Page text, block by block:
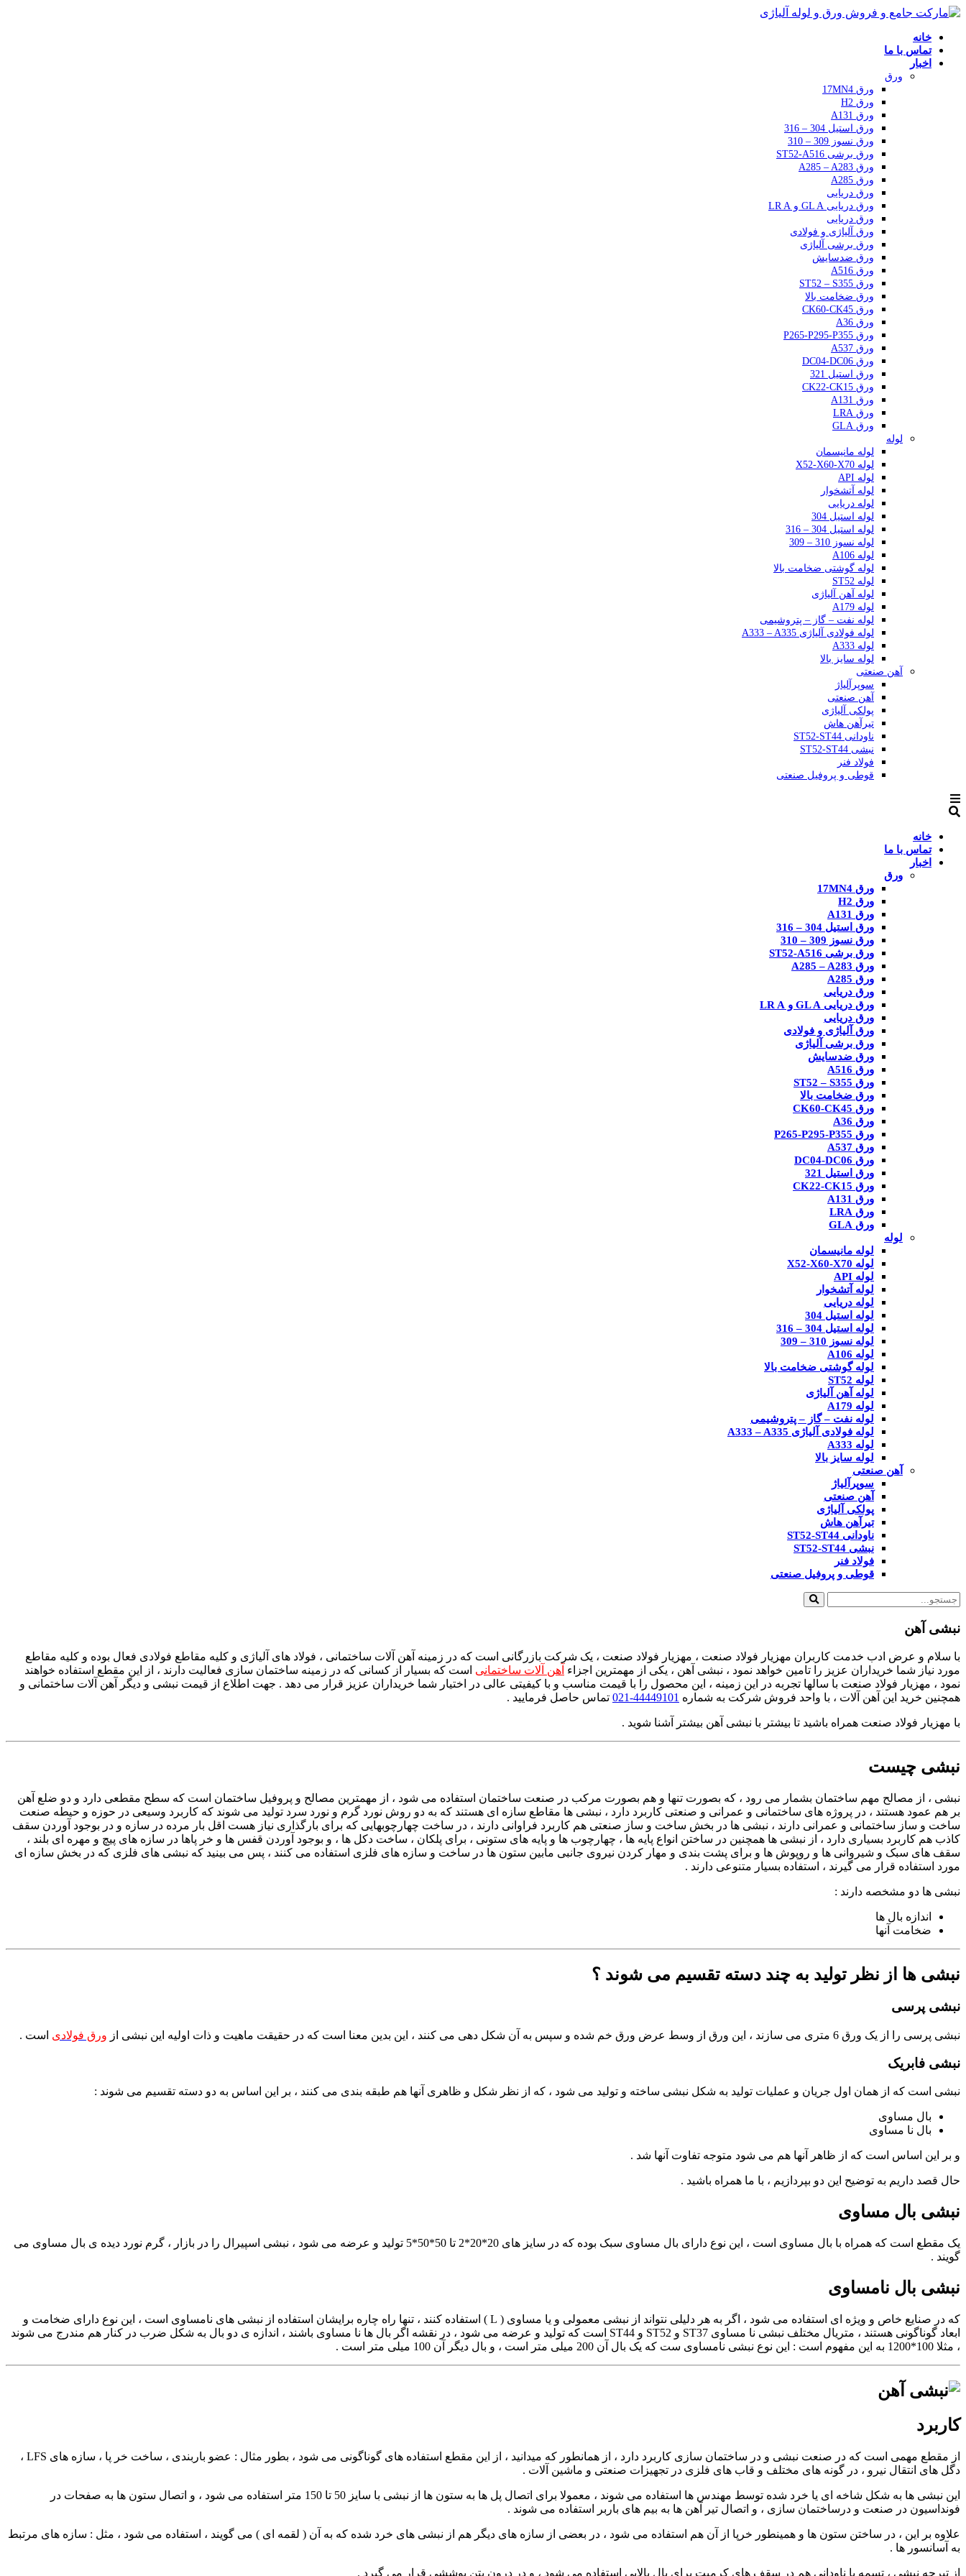
خانه
تماس با ما
اخبار
ورق
ورق 17MN4
ورق H2
ورق A131
ورق استیل 304 – 316
ورق نسوز 309 – 310
ورق برشی ST52-A516
ورق A285 – A283
ورق A285
ورق دریایی
ورق دریایی GL A و LR A
ورق دریایی
ورق آلیاژی و فولادی
ورق برشی آلیاژی
ورق ضدسایش
ورق A516
ورق ST52 – S355
ورق ضخامت بالا
ورق CK60-CK45
ورق A36
ورق P265-P295-P355
ورق A537
ورق DC04-DC06
ورق استیل 321
ورق CK22-CK15
ورق A131
ورق LRA
ورق GLA
لوله
لوله مانیسمان
لوله X52-X60-X70
لوله API
لوله آتشخوار
لوله دریایی
لوله استیل 304
لوله استیل 304 – 316
لوله نسوز 310 – 309
لوله A106
لوله گوشتی ضخامت بالا
لوله ST52
لوله آهن آلیاژی
لوله A179
لوله نفت – گاز – پتروشیمی
لوله فولادی آلیاژی A333 – A335
لوله A333
لوله سایز بالا
آهن صنعتی
سوپرآلیاژ
آهن صنعتی
پولکی آلیاژی
تیرآهن هاش
ناودانی ST52-ST44
نبشی ST52-ST44
فولاد فنر
قوطی و پروفیل صنعتی
خانه
تماس با ما
اخبار
ورق
ورق 17MN4
ورق H2
ورق A131
ورق استیل 304 – 316
ورق نسوز 309 – 310
ورق برشی ST52-A516
ورق A285 – A283
ورق A285
ورق دریایی
ورق دریایی GL A و LR A
ورق دریایی
ورق آلیاژی و فولادی
ورق برشی آلیاژی
ورق ضدسایش
ورق A516
ورق ST52 – S355
ورق ضخامت بالا
ورق CK60-CK45
ورق A36
ورق P265-P295-P355
ورق A537
ورق DC04-DC06
ورق استیل 321
ورق CK22-CK15
ورق A131
ورق LRA
ورق GLA
لوله
لوله مانیسمان
لوله X52-X60-X70
لوله API
لوله آتشخوار
لوله دریایی
لوله استیل 304
لوله استیل 304 – 316
لوله نسوز 310 – 309
لوله A106
لوله گوشتی ضخامت بالا
لوله ST52
لوله آهن آلیاژی
لوله A179
لوله نفت – گاز – پتروشیمی
لوله فولادی آلیاژی A333 – A335
لوله A333
لوله سایز بالا
آهن صنعتی
سوپرآلیاژ
آهن صنعتی
پولکی آلیاژی
تیرآهن هاش
ناودانی ST52-ST44
نبشی ST52-ST44
فولاد فنر
قوطی و پروفیل صنعتی
نبشی آهن
با سلام و عرض ادب خدمت کاربران مهزیار فولاد صنعت ، مهزیار فولاد صنعت ، یک شرکت بازرگانی است که در زمینه آهن آلات ساختمانی ، فولاد های آلیاژی و کلیه مقاطع فولادی فعال بوده و کلیه مقاطع
مورد نیاز شما خریداران عزیز را تامین خواهد نمود ، نبشی آهن ، یکی از مهمترین اجزاء آهن آلات ساختمانی است که بسیار از کسانی که در زمینه ساختمان سازی فعالیت دارند ، از این مقطع استفاده خواهند
نمود ، مهزیار فولاد صنعت با سالها تجربه در این زمینه ، این محصول را با قیمت مناسب و با کیفیتی عالی در اختیار شما خریداران عزیز قرار می دهد . جهت اطلاع از قیمت نبشی و دیگر آهن آلات ساختمانی و
همچنین خرید این آهن آلات ، با واحد فروش شرکت به شماره 44449101-021 تماس حاصل فرمایید .
با مهزیار فولاد صنعت همراه باشید تا بیشتر با نبشی آهن بیشتر آشنا شوید .
نبشی چیست
نبشی ، از مصالح مهم ساختمان بشمار می رود ، که بصورت تنها و هم بصورت مرکب در صنعت ساختمان استفاده می شود ، از مهمترین مصالح و پروفیل ساختمان است که سطح مقطعی دارد و دو ضلع آهن
بر هم عمود هستند ، در پروژه های ساختمانی و عمرانی و صنعتی کاربرد دارد ، نبشی ها مقاطع سازه ای هستند که به دو روش نورد گرم و نورد سرد تولید می شوند که کاربرد وسیعی در حوزه و حیطه صنعت
ساخت و ساز ساختمانی و عمرانی دارند ، نبشی ها در بخش ساخت و ساز صنعتی هم کاربرد فراوانی دارند ، در ساخت چهارچوبهایی که برای بارگذاری نیاز هست اقل بار مرده در سازه و در بوجود آوردن سقف
کاذب هم کاربرد بسیاری دارد ، از نبشی ها همچنین در ساختن انواع پایه ها ، چهارچوب ها و پایه های ستونی ، برای پلکان ، ساخت دکل ها ، و بوجود آوردن قفس ها و خر پاها در سازه های پیچ و مهره ای بلند ،
سقف های سبک و شیروانی ها و روپوش ها و برای پشت بندی و مهار کردن نیروی جانبی مابین ستون ها در ساخت و سازه های فلزی استفاده می کنند ، پس می بینید که نبشی های فلزی که در بخش سازه ای
مورد استفاده قرار می گیرند ، استفاده بسیار متنوعی دارند .
نبشی ها دو مشخصه دارند :
اندازه بال ها
ضخامت آنها
نبشی ها از نظر تولید به چند دسته تقسیم می شوند ؟
نبشی پرسی
نبشی پرسی را از یک ورق 6 متری می سازند ، این ورق از وسط عرض ورق خم شده و سپس به آن شکل دهی می کنند ، این بدین معنا است که در حقیقت ماهیت و ذات اولیه این نبشی از ورق فولادی است .
نبشی فابریک
نبشی است که از همان اول جریان و عملیات تولید به شکل نبشی ساخته و تولید می شود ، که از نظر شکل و ظاهری آنها هم طبقه بندی می کنند ، بر این اساس به دو دسته تقسیم می شوند :
بال مساوی
بال نا مساوی
و بر این اساس است که از ظاهر آنها هم می شود متوجه تفاوت آنها شد .
حال قصد داریم به توضیح این دو بپردازیم ، با ما همراه باشید .
نبشی بال مساوی
یک مقطع است که همراه با بال مساوی است ، این نوع دارای بال مساوی سبک بوده که در سایز های 20*20*2 تا 50*50*5 تولید و عرضه می شود ، نبشی اسپیرال را در بازار ، گرم نورد دیده ی بال مساوی می
گویند .
نبشی بال نامساوی
که در صنایع خاص و ویژه ای استفاده می شود ، اگر به هر دلیلی نتواند از نبشی معمولی و یا مساوی ( L ) استفاده کنند ، تنها راه چاره برایشان استفاده از نبشی های نامساوی است ، این نوع دارای ضخامت و
ابعاد گوناگونی هستند ، متریال مختلف نبشی نا مساوی ST37 و ST52 و ST44 است که تولید و عرضه می شود ، در نقشه اگر بال ها نا مساوی باشند ، اندازه ی دو بال به شکل ضرب در کنار هم مندرج می شوند
، مثلا 100*1200 به این مفهوم است : این نوع نبشی نامساوی ست که یک بال آن 200 میلی متر است ، و بال دیگر آن 100 میلی متر است .
کاربرد
از مقطع مهمی است که در صنعت نبشی و در ساختمان سازی کاربرد دارد ، از همانطور که میدانید ، از این مقطع استفاده های گوناگونی می شود ، بطور مثال : عضو باربندی ، ساخت خر پا ، سازه های LFS ،
دگل های انتقال نیرو ، در گونه های مختلف و قاب های فلزی در تجهیزات صنعتی و ماشین آلات .
این نبشی ها به شکل شاخه ای یا خرد شده توسط مهندس ها استفاده می شوند ، معمولا برای اتصال پل ها به ستون ها از نبشی با سایز 50 تا 150 متر استفاده می شود ، و اتصال ستون ها به صفحات در
فونداسیون در صنعت و درساختمان سازی ، و اتصال تیر آهن ها به بیم های باربر استفاده می شوند .
علاوه بر این ، در ساختن ستون ها و همینطور خرپا از آن هم استفاده می شود ، در بعضی از سازه های دیگر هم از نبشی های خرد شده که به آن ( لقمه ای ) می گویند ، استفاده می شود ، مثل : سازه های مرتبط
به آسانسور ها .
از تیرچه نبشی ، تسمه یا ناودانی هم در سقف های کرمیت برای بال بالایی استفاده می شود ، و در درون بتن پوششی قرار می گیرد .